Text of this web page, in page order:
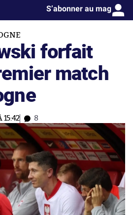
S’abonner au mag
forfait
match
15:42 8